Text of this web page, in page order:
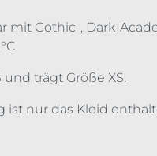
mit Gothic-, Dark-
und trägt Größe XS.
ist nur das Kleid